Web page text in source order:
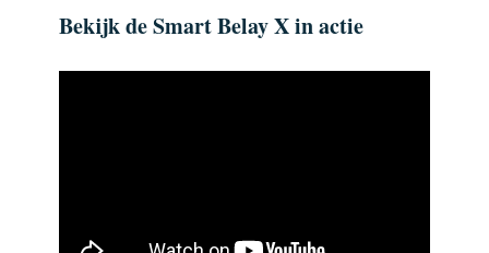
Bekijk de Smart Belay X in actie